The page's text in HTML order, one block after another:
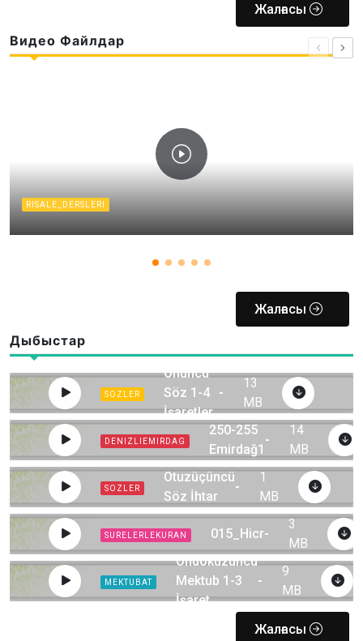
Жалғасы
Видео Файлдар
RISALE_DERSLERI
Жалғасы
Дыбыстар
SOZLER
Onuncu
Söz 1-4
İşaretler
-
13
MB
DENIZLIEMIRDAG
250-255
Emirdağ1
-
14
MB
SOZLER
Otuzüçüncü
Söz İhtar
-
1
MB
SURELERLEKURAN 015_Hicr-
3
MB
MEKTUBAT
Ondokuzuncu
Mektub 1-3
İşaret
-
9
MB
Жалғасы